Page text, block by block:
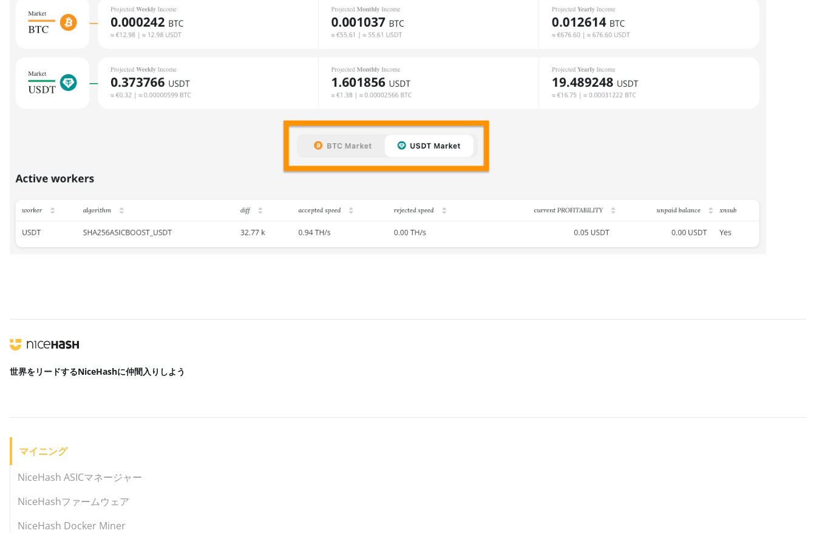
世界をリードするNiceHashに仲間入りしよう
マイニング
NiceHash ASICマネージャー
NiceHashファームウェア
NiceHash Docker Miner